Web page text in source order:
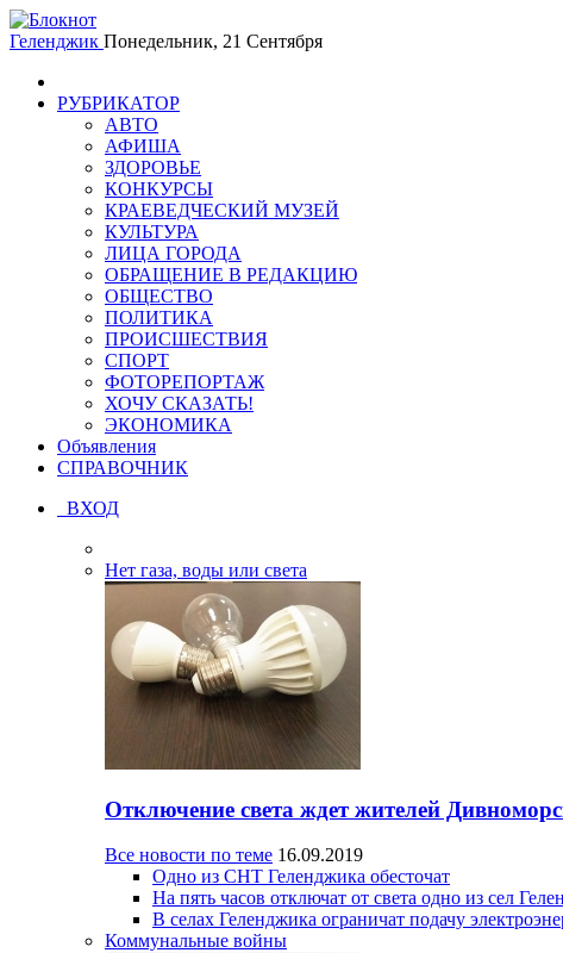
Геленджик Понедельник, 21 Сентября
РУБРИКАТОР
АВТО
АФИША
ЗДОРОВЬЕ
КОНКУРСЫ
КРАЕВЕДЧЕСКИЙ МУЗЕЙ
КУЛЬТУРА
ЛИЦА ГОРОДА
ОБРАЩЕНИЕ В РЕДАКЦИЮ
ОБЩЕСТВО
ПОЛИТИКА
ПРОИСШЕСТВИЯ
СПОРТ
ФОТОРЕПОРТАЖ
ХОЧУ СКАЗАТЬ!
ЭКОНОМИКА
Объявления
СПРАВОЧНИК
ВХОД
Нет газа, воды или света
Отключение света ждет жителей
Все новости по теме 16.09.2019
Одно из СНТ Геленджика обесточат
На пять часов отключат от света одно из сел
В селах Геленджика ограничат подачу
Коммунальные войны